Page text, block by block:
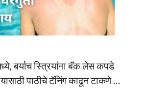
बर्याच स्त्रियांना बॅक लेस कपडे
पाठीचे टॅनिंग काढून टाकणे …